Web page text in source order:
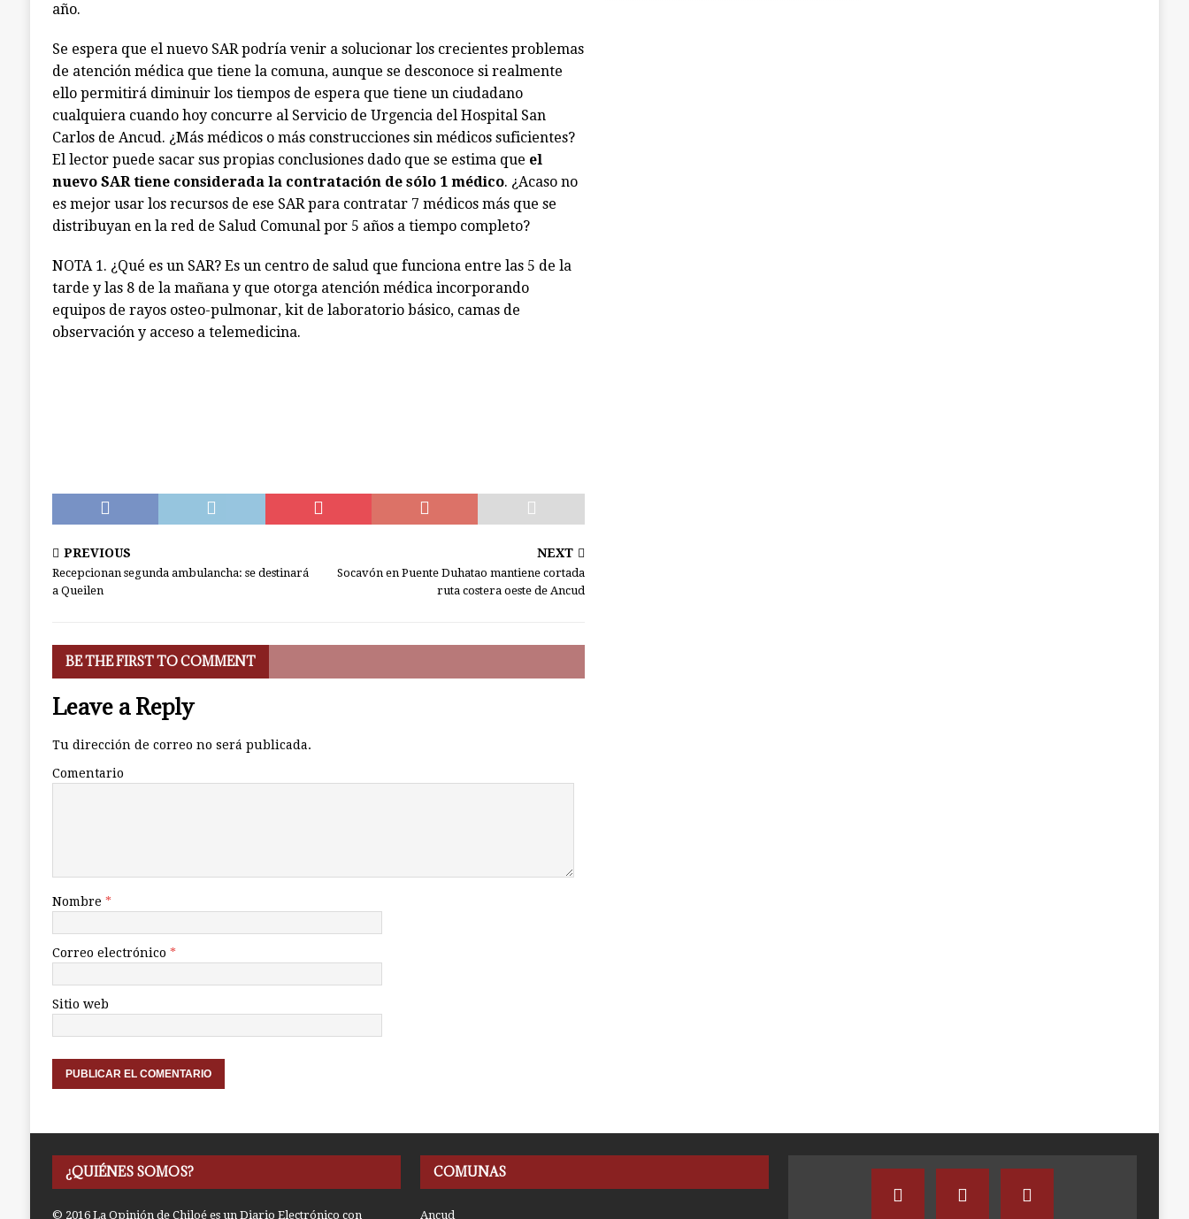
año.
Se espera que el nuevo SAR podría venir a solucionar los crecientes problemas
de atención médica que tiene la comuna, aunque se desconoce si realmente
ello permitirá diminuir los tiempos de espera que tiene un ciudadano
cualquiera cuando hoy concurre al Servicio de Urgencia del Hospital San
Carlos de Ancud. ¿Más médicos o más construcciones sin médicos suficientes?
El lector puede sacar sus propias conclusiones dado que se estima que el
nuevo SAR tiene considerada la contratación de sólo 1 médico. ¿Acaso no
es mejor usar los recursos de ese SAR para contratar 7 médicos más que se
distribuyan en la red de Salud Comunal por 5 años a tiempo completo?
NOTA 1. ¿Qué es un SAR? Es un centro de salud que funciona entre las 5 de la
tarde y las 8 de la mañana y que otorga atención médica incorporando
equipos de rayos osteo-pulmonar, kit de laboratorio básico, camas de
observación y acceso a telemedicina.
PREVIOUS
Recepcionan segunda ambulancha: se destinará
a Queilen
NEXT
Socavón en Puente Duhatao mantiene cortada
ruta costera oeste de Ancud
BE THE FIRST TO COMMENT
Leave a Reply
Tu dirección de correo no será publicada.
Comentario
Nombre *
Correo electrónico *
Sitio web
¿QUIÉNES SOMOS?
© 2016 La Opinión de Chiloé es un Diario Electrónico con
COMUNAS
Ancud